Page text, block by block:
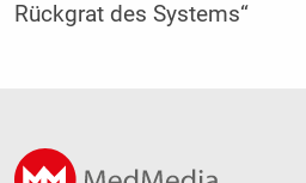
Rückgrat des Systems“